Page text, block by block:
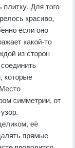
Для того
красиво,
если оно
какой-то
из сторон
которые
симметрии, от
её
прямые